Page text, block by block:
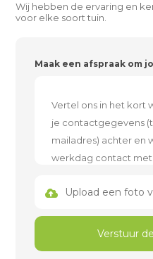
Wij hebben de ervaring en
voor elke soort tuin.
Maak een afspraak om
Upload een foto
Verstuur